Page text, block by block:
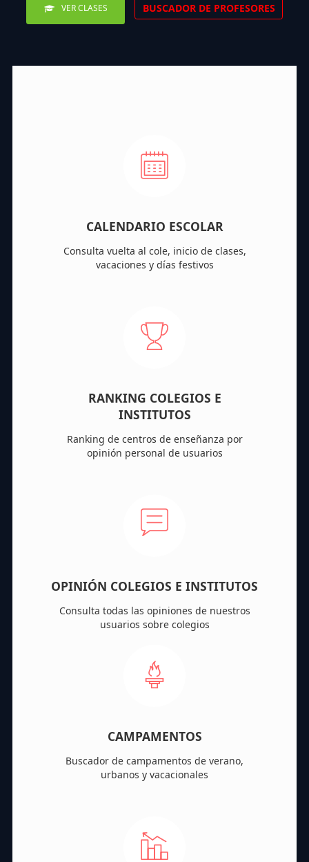
VER CLASES BUSCADOR DE PROFESORES
CALENDARIO ESCOLAR
Consulta vuelta al cole, inicio de clases,
vacaciones y días festivos
RANKING COLEGIOS E
INSTITUTOS
Ranking de centros de enseñanza por
opinión personal de usuarios
OPINIÓN COLEGIOS E INSTITUTOS
Consulta todas las opiniones de nuestros
usuarios sobre colegios
CAMPAMENTOS
Buscador de campamentos de verano,
urbanos y vacacionales